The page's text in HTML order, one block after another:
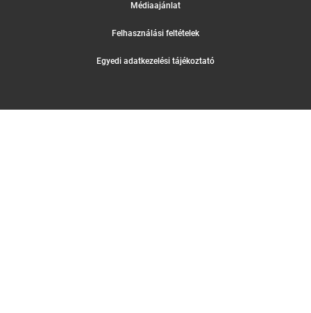
Médiaajánlat
Felhasználási feltételek
Egyedi adatkezelési tájékoztató